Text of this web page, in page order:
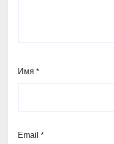
Имя *
Email *